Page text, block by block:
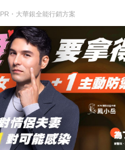
PR・大華銀全能行銷方案